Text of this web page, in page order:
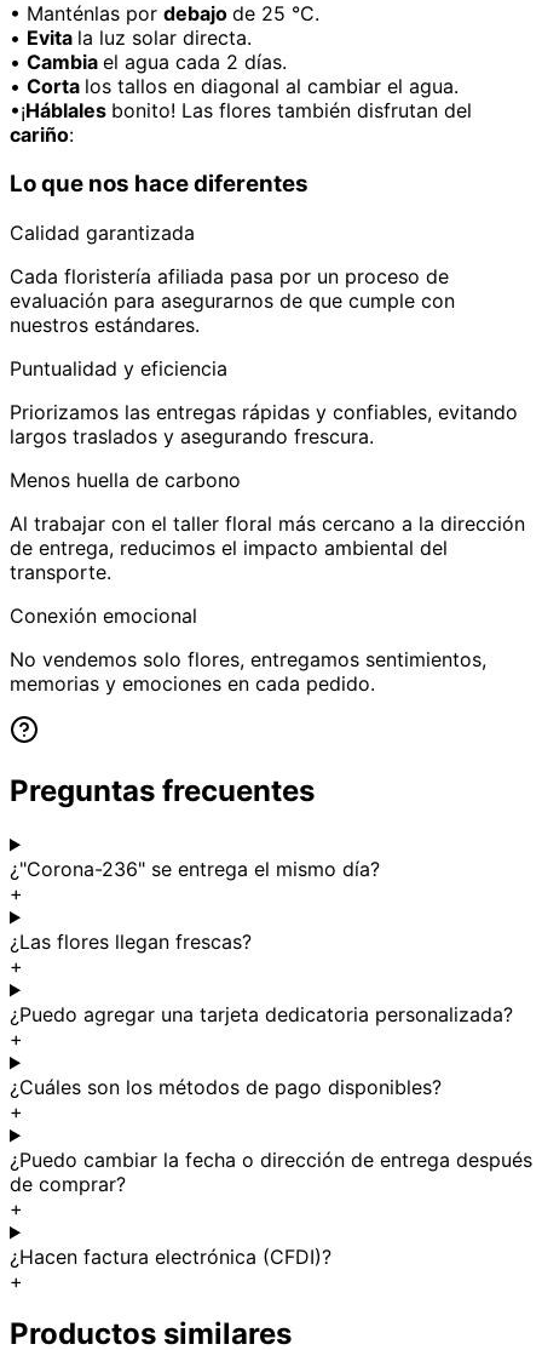
• Manténlas por debajo de 25 °C.
• Evita la luz solar directa.
• Cambia el agua cada 2 días.
• Corta los tallos en diagonal al cambiar el agua.
•¡Háblales bonito! Las flores también disfrutan del
cariño:
Lo que nos hace diferentes
Calidad garantizada
Cada floristería afiliada pasa por un proceso de
evaluación para asegurarnos de que cumple con
nuestros estándares.
Puntualidad y eficiencia
Priorizamos las entregas rápidas y confiables, evitando
largos traslados y asegurando frescura.
Menos huella de carbono
Al trabajar con el taller floral más cercano a la dirección
de entrega, reducimos el impacto ambiental del
transporte.
Conexión emocional
No vendemos solo flores, entregamos sentimientos,
memorias y emociones en cada pedido.
Preguntas frecuentes
¿"Corona-236" se entrega el mismo día?
+
¿Las flores llegan frescas?
+
¿Puedo agregar una tarjeta dedicatoria personalizada?
+
¿Cuáles son los métodos de pago disponibles?
+
¿Puedo cambiar la fecha o dirección de entrega después
de comprar?
+
¿Hacen factura electrónica (CFDI)?
+
Productos similares